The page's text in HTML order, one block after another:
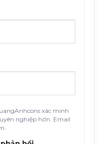
xác minh
nghiệp hơn. Email